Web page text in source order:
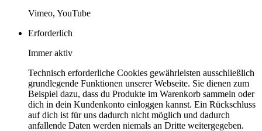
Vimeo, YouTube
Erforderlich
Immer aktiv
Technisch erforderliche Cookies gewährleisten ausschließlich
grundlegende Funktionen unserer Webseite. Sie dienen zum
Beispiel dazu, dass du Produkte im Warenkorb sammeln oder
dich in dein Kundenkonto einloggen kannst. Ein Rückschluss
auf dich ist für uns dadurch nicht möglich und dadurch
anfallende Daten werden niemals an Dritte weitergegeben.